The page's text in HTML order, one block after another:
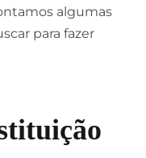
algumas
para fazer